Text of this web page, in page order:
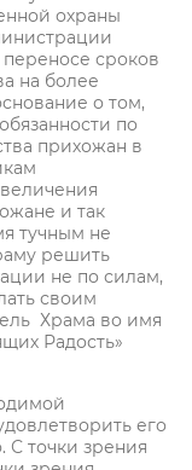
охраны
сроков
на более
о том,
по
прихожан в
и так
тучным не
решить
не по силам,
своим
Храма во имя
Радость»
его
точки зрения